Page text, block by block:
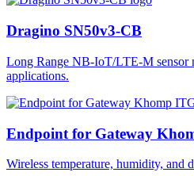
Dragino SN50v3-CB
Long Range NB-IoT/LTE-M sensor
applications.
Endpoint for Gateway
Wireless temperature, humidity, and